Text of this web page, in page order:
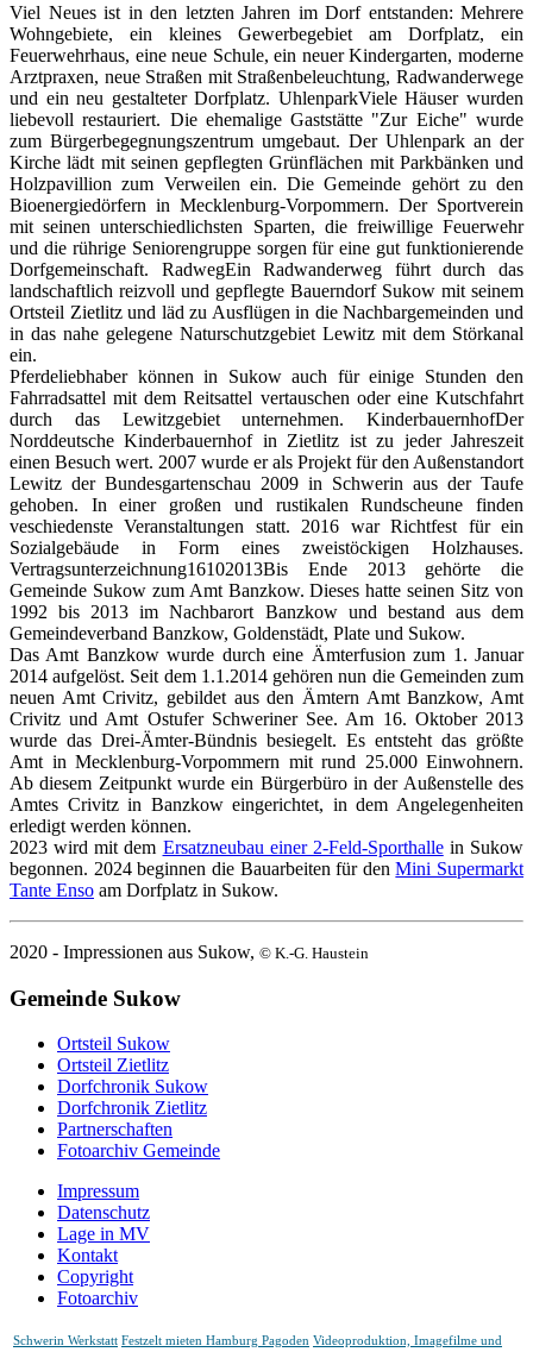
Viel Neues ist in den letzten Jahren im Dorf entstanden: Mehrere
Wohngebiete, ein kleines Gewerbegebiet am Dorfplatz, ein
Feuerwehrhaus, eine neue Schule, ein neuer Kindergarten, moderne
Arztpraxen, neue Straßen mit Straßenbeleuchtung, Radwanderwege
und ein neu gestalteter Dorfplatz. UhlenparkViele Häuser wurden
liebevoll restauriert. Die ehemalige Gaststätte "Zur Eiche" wurde
zum Bürgerbegegnungszentrum umgebaut. Der Uhlenpark an der
Kirche lädt mit seinen gepflegten Grünflächen mit Parkbänken und
Holzpavillion zum Verweilen ein. Die Gemeinde gehört zu den
Bioenergiedörfern in Mecklenburg-Vorpommern. Der Sportverein
mit seinen unterschiedlichsten Sparten, die freiwillige Feuerwehr
und die rührige Seniorengruppe sorgen für eine gut funktionierende
Dorfgemeinschaft. RadwegEin Radwanderweg führt durch das
landschaftlich reizvoll und gepflegte Bauerndorf Sukow mit seinem
Ortsteil Zietlitz und läd zu Ausflügen in die Nachbargemeinden und
in das nahe gelegene Naturschutzgebiet Lewitz mit dem Störkanal
ein.
Pferdeliebhaber können in Sukow auch für einige Stunden den
Fahrradsattel mit dem Reitsattel vertauschen oder eine Kutschfahrt
durch das Lewitzgebiet unternehmen. KinderbauernhofDer
Norddeutsche Kinderbauernhof in Zietlitz ist zu jeder Jahreszeit
einen Besuch wert. 2007 wurde er als Projekt für den Außenstandort
Lewitz der Bundesgartenschau 2009 in Schwerin aus der Taufe
gehoben. In einer großen und rustikalen Rundscheune finden
veschiedenste Veranstaltungen statt. 2016 war Richtfest für ein
Sozialgebäude in Form eines zweistöckigen Holzhauses.
Vertragsunterzeichnung16102013Bis Ende 2013 gehörte die
Gemeinde Sukow zum Amt Banzkow. Dieses hatte seinen Sitz von
1992 bis 2013 im Nachbarort Banzkow und bestand aus dem
Gemeindeverband Banzkow, Goldenstädt, Plate und Sukow.
Das Amt Banzkow wurde durch eine Ämterfusion zum 1. Januar
2014 aufgelöst. Seit dem 1.1.2014 gehören nun die Gemeinden zum
neuen Amt Crivitz, gebildet aus den Ämtern Amt Banzkow, Amt
Crivitz und Amt Ostufer Schweriner See. Am 16. Oktober 2013
wurde das Drei-Ämter-Bündnis besiegelt. Es entsteht das größte
Amt in Mecklenburg-Vorpommern mit rund 25.000 Einwohnern.
Ab diesem Zeitpunkt wurde ein Bürgerbüro in der Außenstelle des
Amtes Crivitz in Banzkow eingerichtet, in dem Angelegenheiten
erledigt werden können.
2023 wird mit dem Ersatzneubau einer 2-Feld-Sporthallein Sukow
begonnen. 2024 beginnen die Bauarbeiten für denMini Supermarkt
Tante Enso am Dorfplatz in Sukow.
2020 - Impressionen aus Sukow, © K.-G. Haustein
Gemeinde Sukow
Ortsteil Sukow
Ortsteil Zietlitz
Dorfchronik Sukow
Dorfchronik Zietlitz
Partnerschaften
Fotoarchiv Gemeinde
Impressum
Datenschutz
Lage in MV
Kontakt
Copyright
Fotoarchiv
Schwerin Werkstatt Festzelt mieten Hamburg Pagoden Videoproduktion, Imagefilme und